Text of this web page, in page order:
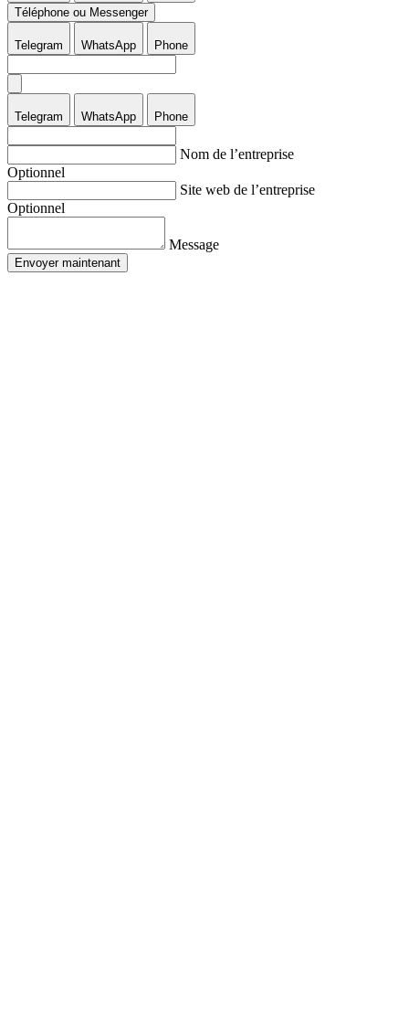
Téléphone ou Messenger
Telegram WhatsApp Phone
Telegram WhatsApp Phone
Nom de l’entreprise
Optionnel
Site web de l’entreprise
Optionnel
Message
Envoyer maintenant